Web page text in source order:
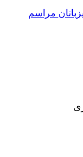
مراسم